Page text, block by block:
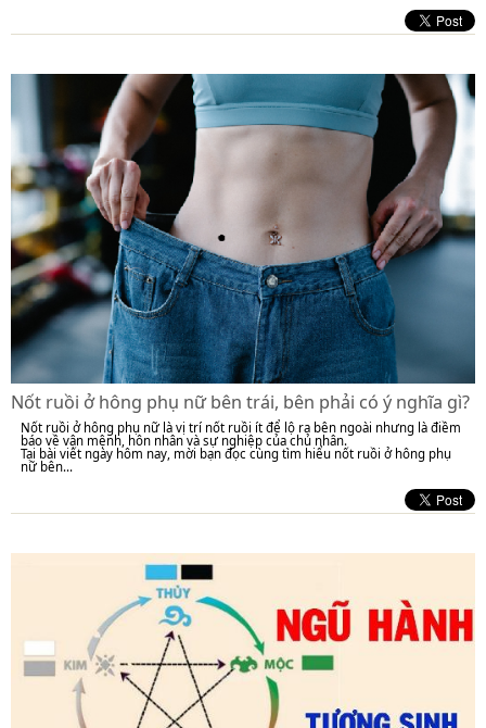
Nốt ruồi ở hông phụ nữ bên trái, bên phải có ý nghĩa gì?
Nốt ruồi ở hông phụ nữ là vị trí nốt ruồi ít để lộ ra bên ngoài nhưng là điềm
báo về vận mệnh, hôn nhân và sự nghiệp của chủ nhân.
Tại bài viết ngày hôm nay, mời bạn đọc cùng tìm hiểu nốt ruồi ở hông phụ
nữ bên...